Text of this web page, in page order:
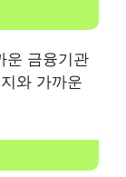
운 금융기관
와 가까운